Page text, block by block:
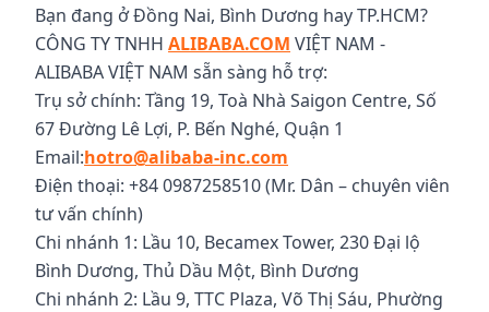
Bạn đang ở Đồng Nai, Bình Dương hay TP.HCM?
CÔNG TY TNHH ALIBABA.COM VIỆT NAM -
ALIBABA VIỆT NAM sẵn sàng hỗ trợ:
Trụ sở chính: Tầng 19, Toà Nhà Saigon Centre, Số
67 Đường Lê Lợi, P. Bến Nghé, Quận 1
Email:hotro@alibaba-inc.com
Điện thoại: +84 0987258510 (Mr. Dân – chuyên viên
tư vấn chính)
Chi nhánh 1: Lầu 10, Becamex Tower, 230 Đại lộ
Bình Dương, Thủ Dầu Một, Bình Dương
Chi nhánh 2: Lầu 9, TTC Plaza, Võ Thị Sáu, Phường